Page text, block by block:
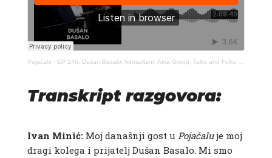
Pojačalo · EP 146: Dušan Basalo, konsultant, Atria Group, Talks and Folks – Pojačalo podcast
Transkript razgovora:
Ivan Minić: Moj današnji gost u Pojačaluje moj
dragi kolega i prijatelj Dušan Basalo. Mi smo